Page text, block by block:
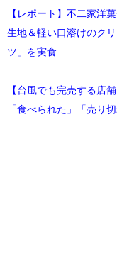
【レポート】不二家洋
生地＆軽い口溶けのク
ツ」を実食
【台風でも完売する店
「食べられた」「売り